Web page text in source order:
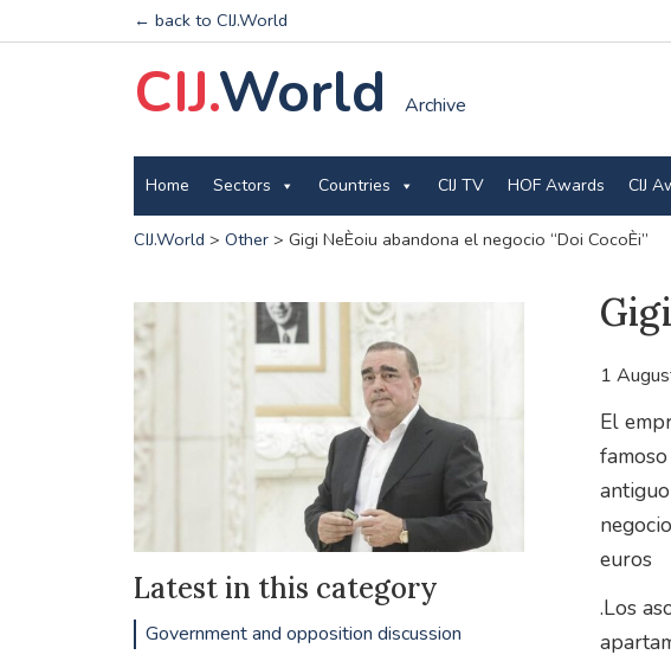
← back to CIJ.World
CIJ.World Archive
Home Sectors Countries CIJ TV HOF Awards CIJ
CIJ.World > Other> Gigi NeÈoiu abandona el negocio “Doi CocoÈi”
1
El
euros
.Los
Latest in this category
Government and opposition discussion